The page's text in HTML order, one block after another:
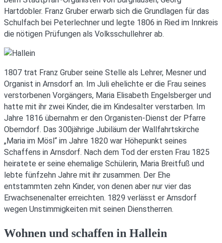
Hartdobler. Franz Gruber erwarb sich die Grundlagen für das
Schulfach bei Peterlechner und legte 1806 in Ried im Innkreis
die nötigen Prüfungen als Volksschullehrer ab.
1807 trat Franz Gruber seine Stelle als Lehrer, Mesner und
Organist in Arnsdorf an. Im Juli ehelichte er die Frau seines
verstorbenen Vorgängers, Maria Elisabeth Engelsberger und
hatte mit ihr zwei Kinder, die im Kindesalter verstarben. Im
Jahre 1816 übernahm er den Organisten-Dienst der Pfarre
Oberndorf. Das 300jährige Jubiläum der Wallfahrtskirche
„Maria im Mösl“ im Jahre 1820 war Höhepunkt seines
Schaffens in Arnsdorf. Nach dem Tod der ersten Frau 1825
heiratete er seine ehemalige Schülerin, Maria Breitfuß und
lebte fünfzehn Jahre mit ihr zusammen. Der Ehe
entstammten zehn Kinder, von denen aber nur vier das
Erwachsenenalter erreichten. 1829 verlässt er Arnsdorf
wegen Unstimmigkeiten mit seinen Dienstherren.
Wohnen und schaffen in Hallein